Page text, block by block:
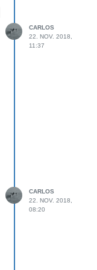
CARLOS
22. NOV. 2018,
11:37
CARLOS
22. NOV. 2018,
08:20